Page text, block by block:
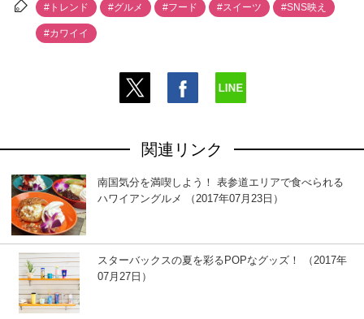
#トレンド #グルメ #フード #スイーツ #SNS映え
#カワイイ
関連リンク
南国気分を満喫しよう！ 表参道エリアで食べられる
ハワイアングルメ （2017年07月23日）
スターバックスの夏を彩るPOPなグッズ！ （2017年
07月27日）